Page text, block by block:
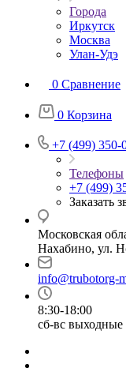
Города
Иркутск
Москва
Улан-Удэ
0 Сравнение
0 Корзина
+7 (499) 350-
Телефоны
+7 (499)
Заказать
Московская
Нахабино, ул.
info@trubotorg-
8:30-18:00
сб-вс выходные